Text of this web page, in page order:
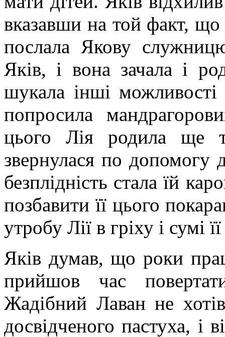
вказавши на той факт,
послала Якову
Яків, і вона зачала і
шукала інші
попросила
цього Лія родила ще
звернулася по допомогу
безплідність стала їй
позбавити її цього
утробу Лії в гріху і сумі
Яків думав, що роки
прийшов час
Жадібний Лаван не
досвідченого пастуха, і